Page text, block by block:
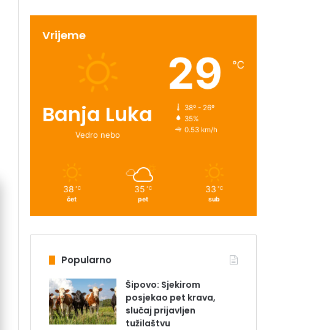
Vrijeme
Banja Luka
Vedro nebo
29 ℃
38º - 26º
35%
0.53 km/h
38 ℃
čet
35 ℃
pet
33 ℃
sub
Popularno
Šipovo: Sjekirom
posjekao pet krava,
slučaj prijavljen
tužilaštvu